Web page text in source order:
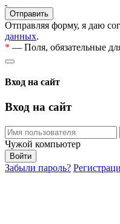
Отправляя форму, я даю
данных.
* — Поля, обязательные
Вход на сайт
Вход на сайт
Чужой компьютер
Забыли пароль?